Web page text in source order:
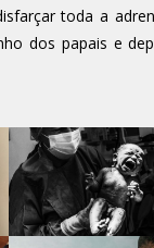
toda a
dos papais e